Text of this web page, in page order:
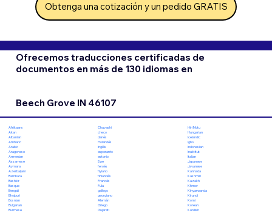
Obtenga una cotización y un pedido GRATIS
Ofrecemos traducciones certificadas de
documentos en más de 130 idiomas en
Beech Grove IN 46107
Afrikaans
Akan
Albanian
Amharic
Arabic
Aragonese
Armenian
Assamese
Aymara
Azerbaijani
Bambara
Bashkir
Basque
Bengali
Bhojpuri
Bosnian
Bulgarian
Burmese
Chuvashi
checo
danés
Holandés
Inglés
esperanto
estonio
Ewe
feroés
fiyiano
finlandés
Francés
Fula
gallego
georgiano
Alemán
Griego
Gujarati
Hiri Motu
Hungarian
Icelandic
Igbo
Indonesian
Inuktitut
Italian
Japanese
Javanese
Kannada
Kashmiri
Kazakh
Khmer
Kinyarwanda
Kirundi
Komi
Korean
Kurdish